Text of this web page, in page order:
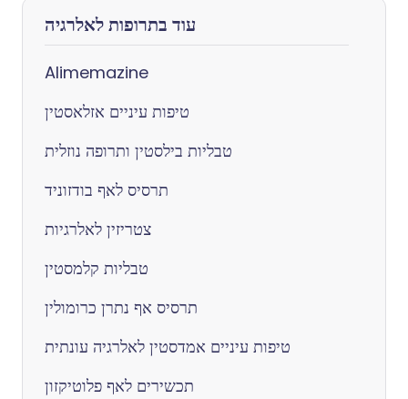
עוד בתרופות לאלרגיה
Alimemazine
טיפות עיניים אזלאסטין
טבליות בילסטין ותרופה נוזלית
תרסיס לאף בודזוניד
צטריזין לאלרגיות
טבליות קלמסטין
תרסיס אף נתרן כרומולין
טיפות עיניים אמדסטין לאלרגיה עונתית
תכשירים לאף פלוטיקזון